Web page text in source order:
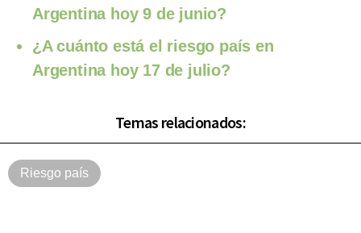
Argentina hoy 9 de junio?
¿A cuánto está el riesgo país en
Argentina hoy 17 de julio?
Temas relacionados:
Riesgo país